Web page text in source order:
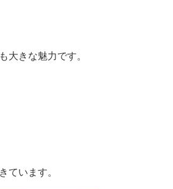
大きな魅力です。
ています。